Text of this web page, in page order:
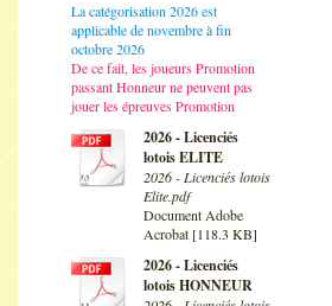
La catégorisation 2026 est
applicable de novembre à fin
octobre 2026
De ce fait, les joueurs Promotion
passant Honneur ne peuvent pas
jouer les épreuves Promotion
2026 - Licenciés
lotois ELITE
2026 - Licenciés lotois
Elite.pdf
Document Adobe
Acrobat [118.3 KB]
2026 - Licenciés
lotois HONNEUR